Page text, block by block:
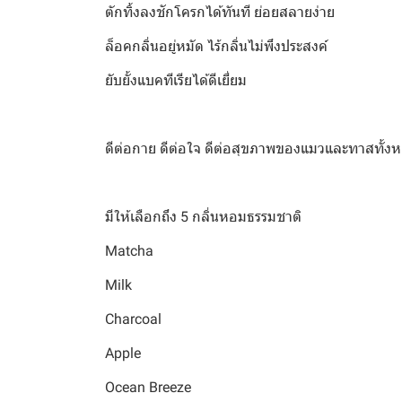
ตักทิ้งลงชักโครกได้ทันที ย่อยสลายง่าย
ล็อคกลิ่นอยู่หมัด ไร้กลิ่นไม่พึงประสงค์
ยับยั้งแบคทีเรียได้ดีเยี่ยม
ดีต่อกาย ดีต่อใจ ดีต่อสุขภาพของแมวและทาสทั้ง
มีให้เลือกถึง 5 กลิ่นหอมธรรมชาติ
Matcha
Milk
Charcoal
Apple
Ocean Breeze